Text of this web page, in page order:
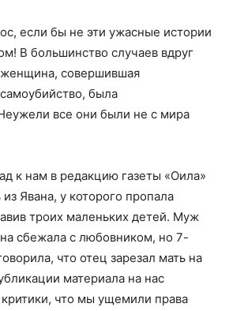
если бы не эти ужасные истории
В большинство случаев вдруг
женщина, совершившая
была
все они были не с мира
к нам в редакцию газеты «Оила»
Явана, у которого пропала
троих маленьких детей. Муж
сбежала с любовником, но 7-
что отец зарезал мать на
материала на нас
что мы ущемили права